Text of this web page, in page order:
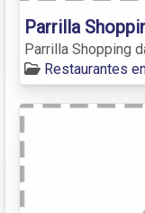
Parrilla
Parrilla Shopping
Restaurantes